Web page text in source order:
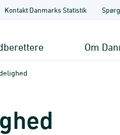
Kontakt Danmarks Statistik
Om